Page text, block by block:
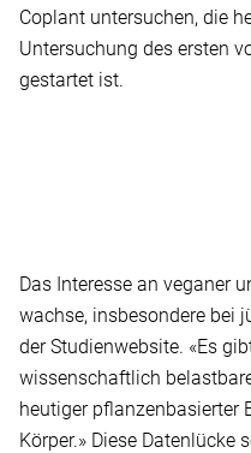
Coplant untersuchen, die
Untersuchung des ersten
gestartet ist.
Das Interesse an veganer
wachse, insbesondere bei
der Studienwebsite. «Es
wissenschaftlich
heutiger pflanzenbasierter
Körper.» Diese Datenlücke